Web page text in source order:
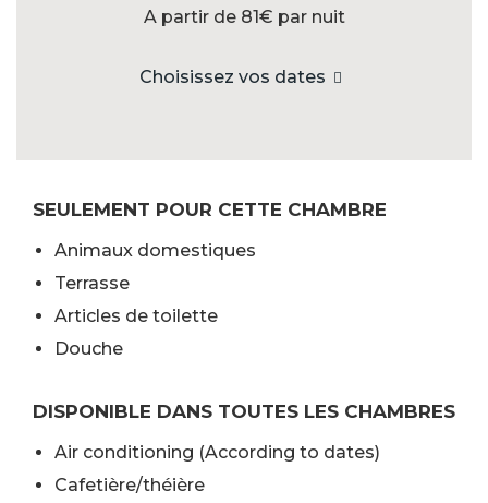
A partir de 81€ par nuit
Choisissez vos dates
SEULEMENT POUR CETTE CHAMBRE
Animaux domestiques
Terrasse
Articles de toilette
Douche
DISPONIBLE DANS TOUTES LES CHAMBRES
Air conditioning (According to dates)
Cafetière/théière